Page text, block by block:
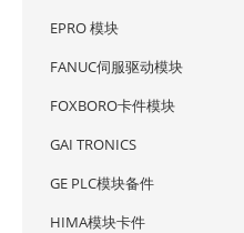
EPRO 模块
FANUC伺服驱动模块
FOXBORO卡件模块
GAI TRONICS
GE PLC模块备件
HIMA模块卡件